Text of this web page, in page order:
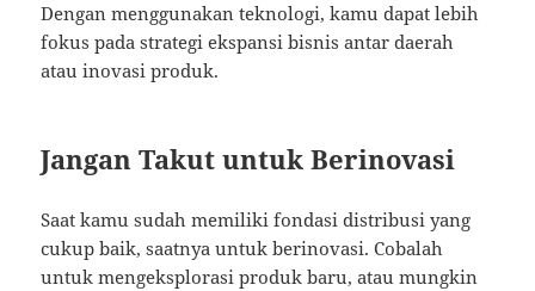
Dengan menggunakan teknologi, kamu dapat lebih
fokus pada strategi ekspansi bisnis antar daerah
atau inovasi produk.
Jangan Takut untuk Berinovasi
Saat kamu sudah memiliki fondasi distribusi yang
cukup baik, saatnya untuk berinovasi. Cobalah
untuk mengeksplorasi produk baru, atau mungkin